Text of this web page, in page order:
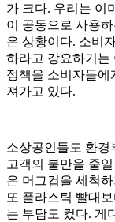
가 크다. 우리는 이
이 공동으로 사용
은 상황이다. 소비
하라고 강요하기는
정책을 소비자들에
져가고 있다.
소상공인들도 환경
고객의 불만을 줄
은 머그컵을 세척
또 플라스틱 빨대
는 부담도 컸다. 게